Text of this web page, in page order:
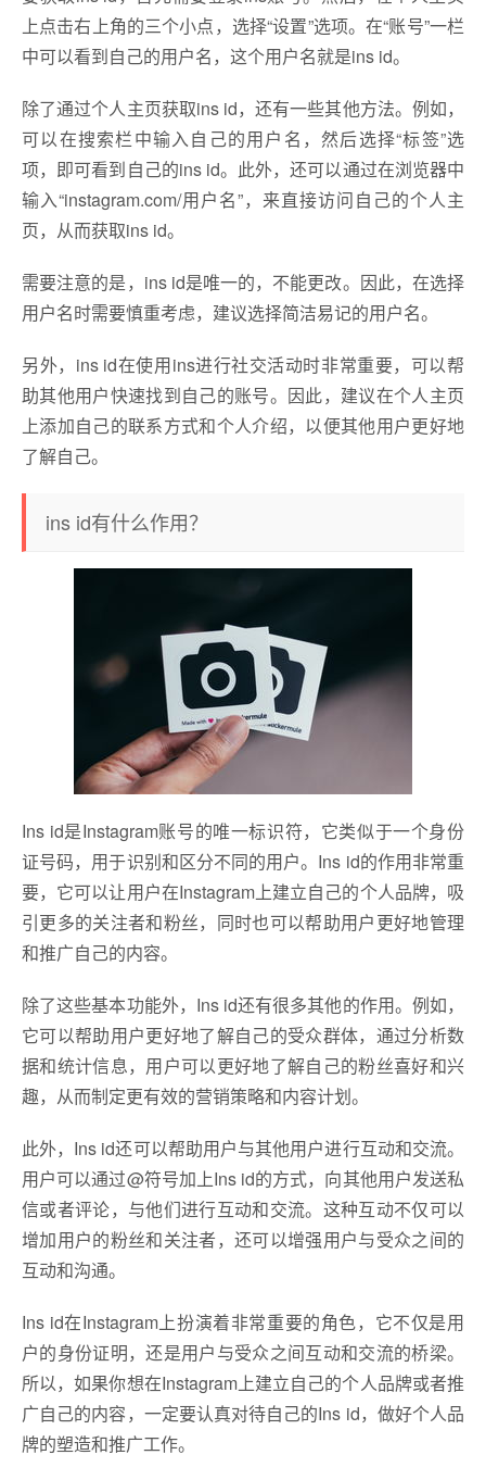
上点击右上角的三个小点，选择“设置”选项。在“账号”一栏
中可以看到自己的用户名，这个用户名就是ins id。
除了通过个人主页获取ins id，还有一些其他方法。例如，
可以在搜索栏中输入自己的用户名，然后选择“标签”选
项，即可看到自己的ins id。此外，还可以通过在浏览器中
输入“instagram.com/用户名”，来直接访问自己的个人主
页，从而获取ins id。
需要注意的是，ins id是唯一的，不能更改。因此，在选择
用户名时需要慎重考虑，建议选择简洁易记的用户名。
另外，ins id在使用ins进行社交活动时非常重要，可以帮
助其他用户快速找到自己的账号。因此，建议在个人主页
上添加自己的联系方式和个人介绍，以便其他用户更好地
了解自己。
ins id有什么作用？
Ins id是Instagram账号的唯一标识符，它类似于一个身份
证号码，用于识别和区分不同的用户。Ins id的作用非常重
要，它可以让用户在Instagram上建立自己的个人品牌，吸
引更多的关注者和粉丝，同时也可以帮助用户更好地管理
和推广自己的内容。
除了这些基本功能外，Ins id还有很多其他的作用。例如，
它可以帮助用户更好地了解自己的受众群体，通过分析数
据和统计信息，用户可以更好地了解自己的粉丝喜好和兴
趣，从而制定更有效的营销策略和内容计划。
此外，Ins id还可以帮助用户与其他用户进行互动和交流。
用户可以通过@符号加上Ins id的方式，向其他用户发送私
信或者评论，与他们进行互动和交流。这种互动不仅可以
增加用户的粉丝和关注者，还可以增强用户与受众之间的
互动和沟通。
Ins id在Instagram上扮演着非常重要的角色，它不仅是用
户的身份证明，还是用户与受众之间互动和交流的桥梁。
所以，如果你想在Instagram上建立自己的个人品牌或者推
广自己的内容，一定要认真对待自己的Ins id，做好个人品
牌的塑造和推广工作。